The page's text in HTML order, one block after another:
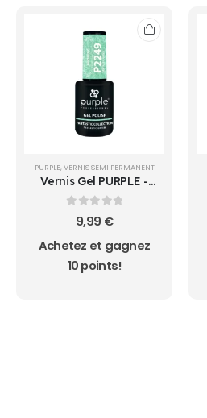
PURPLE, VERNIS SEMI PERMANENT
Vernis Gel PURPLE -
P2249 - FANTASTIC
sur 5
9,99 €
Achetez et gagnez
10 points!